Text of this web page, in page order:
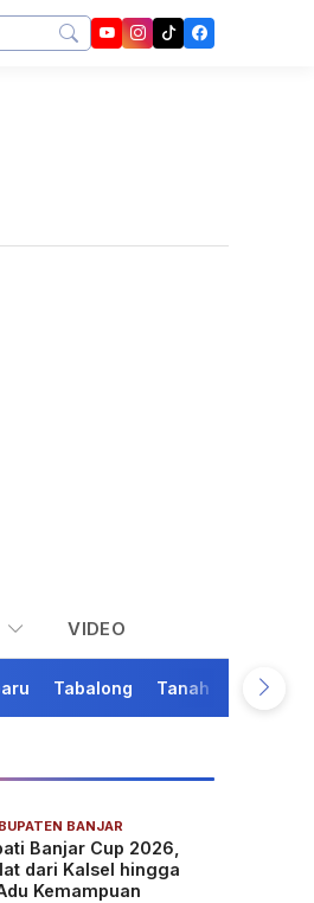
VIDEO
Tabalong Tanah Bumbu
BANJAR
Banjar Cup 2026,
dari Kalsel hingga
Kemampuan